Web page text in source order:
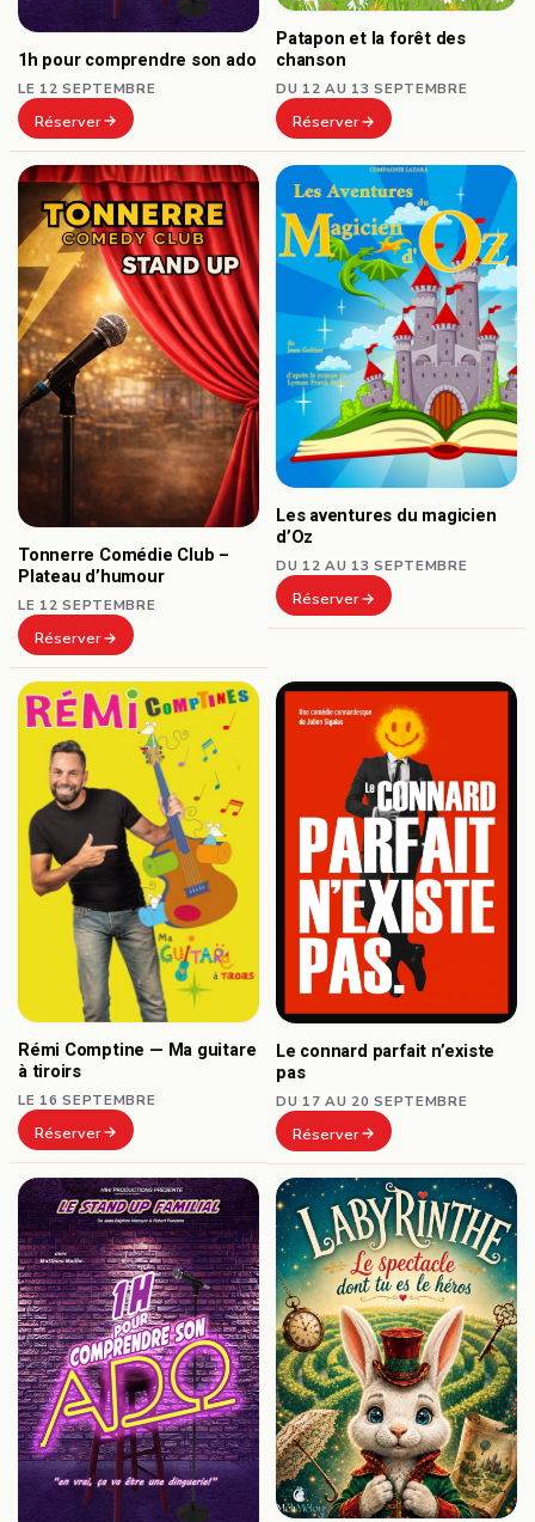
1h pour comprendre son ado
LE 12 SEPTEMBRE
Réserver
Patapon et la forêt des
chanson
DU 12 AU 13 SEPTEMBRE
Réserver
Tonnerre Comédie Club –
Plateau d’humour
LE 12 SEPTEMBRE
Réserver
Les aventures du magicien
d’Oz
DU 12 AU 13 SEPTEMBRE
Réserver
Rémi Comptine — Ma guitare
à tiroirs
LE 16 SEPTEMBRE
Réserver
Le connard parfait n’existe
pas
DU 17 AU 20 SEPTEMBRE
Réserver